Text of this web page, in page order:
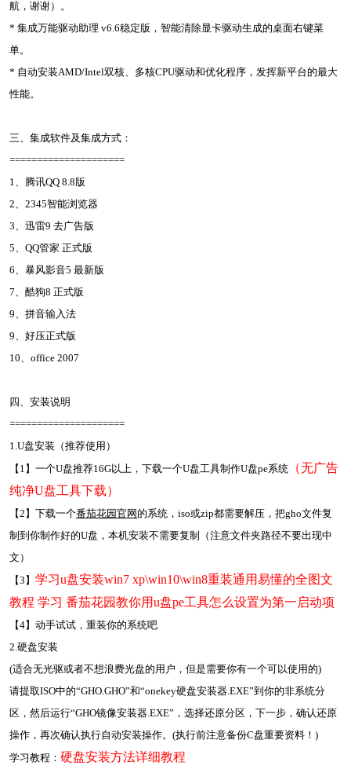
航，谢谢）。
* 集成万能驱动助理 v6.6稳定版，智能清除显卡驱动生成的桌面右键菜
单。
* 自动安装AMD/Intel双核、多核CPU驱动和优化程序，发挥新平台的最大
性能。
三、集成软件及集成方式：
=====================
1、腾讯QQ 8.8版
2、2345智能浏览器
3、迅雷9 去广告版
5、QQ管家 正式版
6、暴风影音5 最新版
7、酷狗8 正式版
9、拼音输入法
9、好压正式版
10、office 2007
四、安装说明
=====================
1.U盘安装（推荐使用）
【1】一个U盘推荐16G以上，下载一个U盘工具制作U盘pe系统 （无广告
纯净U盘工具下载）
【2】下载一个番茄花园官网的系统，iso或zip都需要解压，把gho文件复
制到你制作好的U盘，本机安装不需要复制（注意文件夹路径不要出现中
文）
【3】 学习u盘安装win7 xp\win10\win8重装通用易懂的全图文
教程 学习 番茄花园教你用u盘pe工具怎么设置为第一启动项
【4】动手试试，重装你的系统吧
2.硬盘安装
(适合无光驱或者不想浪费光盘的用户，但是需要你有一个可以使用的)
请提取ISO中的“GHO.GHO”和“onekey硬盘安装器.EXE”到你的非系统分
区，然后运行“GHO镜像安装器.EXE”，选择还原分区，下一步，确认还原
操作，再次确认执行自动安装操作。(执行前注意备份C盘重要资料！)
学习教程： 硬盘安装方法详细教程